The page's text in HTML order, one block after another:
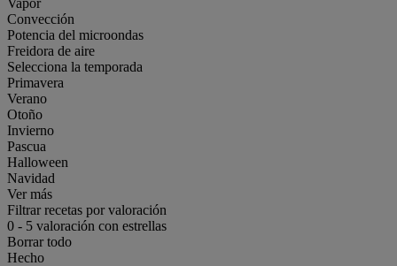
Vapor
Convección
Potencia del microondas
Freidora de aire
Selecciona la temporada
Primavera
Verano
Otoño
Invierno
Pascua
Halloween
Navidad
Ver más
Filtrar recetas por valoración
0 - 5 valoración con estrellas
Borrar todo
Hecho